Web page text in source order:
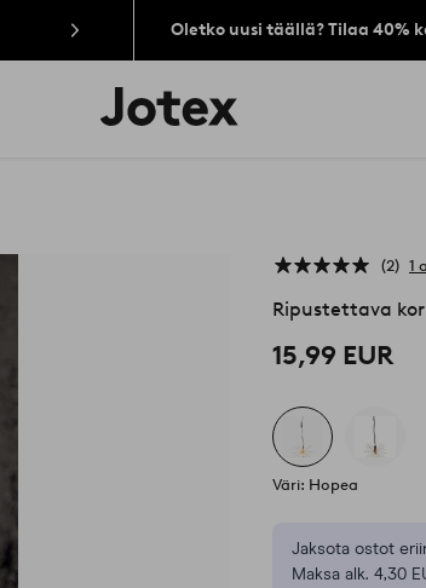
Oletko uusi täällä? Tilaa 40%
Jotex-
logo
2 1
Ripustettava
15,99 EUR
Väri: Hopea
Jaksota ostot
Maksa alk. 4,30